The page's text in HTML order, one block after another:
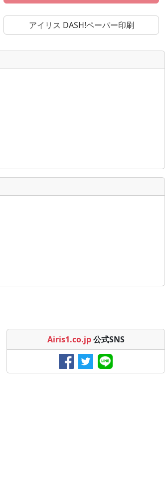
アイリス DASH!ペーパー印刷
Airis1.co.jp 公式SNS